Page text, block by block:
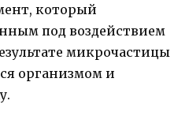
который
под воздействием
микрочастицы
организмом и